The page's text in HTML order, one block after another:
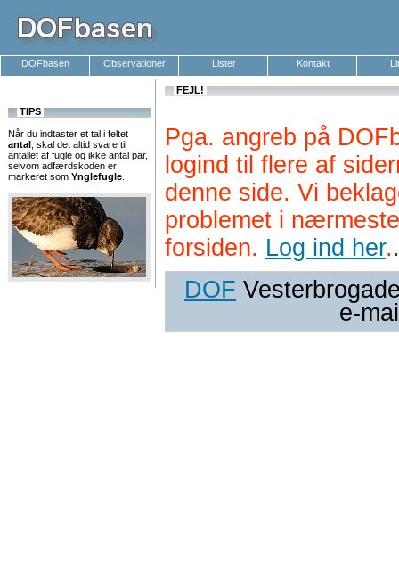
DOFbasen Observationer Lister Kontakt
TIPS
Når du indtaster et tal i feltet
antal , skal det altid svare til
antallet af fugle og ikke antal par,
selvom adfærdskoden er
markeret som Ynglefugle
FEJL!
Pga. angreb på
logind til flere af
denne side. Vi
problemet i
forsiden. Log ind her..
DOF
e-